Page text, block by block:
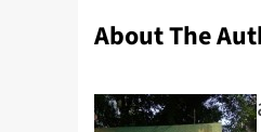
About The